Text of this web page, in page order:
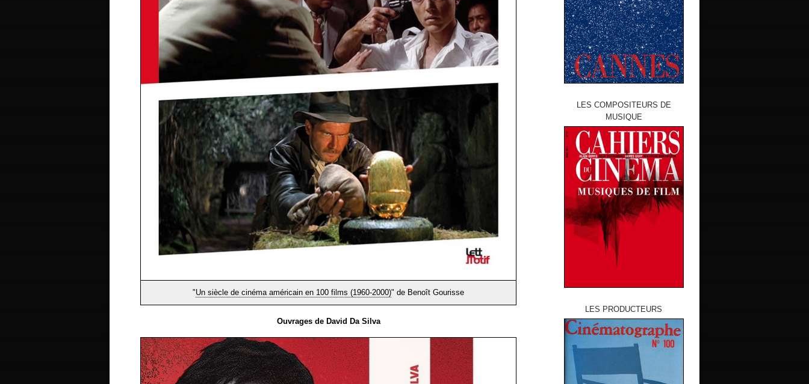
"Un siècle de cinéma américain en 100 films (1960-2000)" de Benoît Gourisse
Ouvrages de David Da Silva
LES COMPOSITEURS DE
MUSIQUE
LES PRODUCTEURS